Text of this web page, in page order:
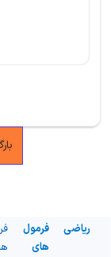
ریاضی
فرمول
های